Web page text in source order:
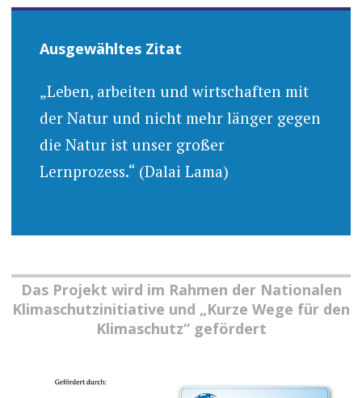
Ausgewähltes Zitat
„Leben, arbeiten und wirtschaften mit
der Natur und nicht mehr länger gegen
die Natur ist unser großer
Lernprozess.“ (Dalai Lama)
Das Projekt wird im Rahmen der Nationalen
Klimaschutzinitiative und „Kurze Wege für den
Klimaschutz“ gefördert